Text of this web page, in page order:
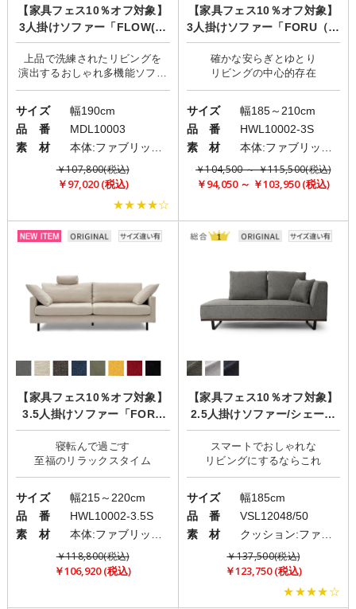
【家具フェス10％オフ対象】
3人掛けソファー「FLOW(フ
ロウ)」
上品で洗練されたリビングを
演出するおしゃれ多機能ソファ
ー
サイズ
幅190cm
品 番
MDL10003
素 材
￥107,800(税込)
￥97,020 (税込)
★★★★☆
【家具フェス10％オフ対象】
3人掛けソファー「FORU（フ
ォル）」
確かな安らぎとゆとり
リビングの中心的存在
サイズ
幅185～210cm
品 番
HWL10002-3S
素 材
￥104,500 ～ ￥115,500(税込)
￥94,050 ～ ￥103,950 (税込)
【家具フェス10％オフ対象】
3.5人掛けソファー「FORU
（フォル）」
寝転んで過ごす
サイズ
幅215～220cm
品 番
HWL10002-3.5S
素 材
本体:ファブリック(布)/脚:スチールor木製
￥118,800(税込)
￥106,920 (税込)
【家具フェス10％オフ対象】
2.5人掛けソファー/シェーズ
ロング「Libero(リベロ)」
スマートでおしゃれな
サイズ
幅185cm
品 番
VSL12048/50
素 材
クッション:ファブリック(布)
￥137,500(税込)
￥123,750 (税込)
★★★★☆